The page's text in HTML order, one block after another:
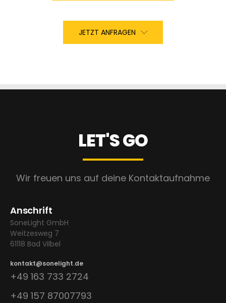
JETZT ANFRAGEN
LET'S GO
Wir freuen uns auf deine Kontaktaufnahme
Anschrift
SoneLight GmbH
Weitzesweg 7
61118 Bad Vilbel
kontakt@sonelight.de
+49 163 733 2724
+49 157 87007793